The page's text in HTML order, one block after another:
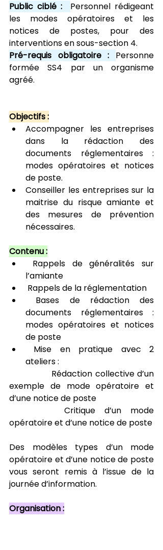
Public ciblé :
Personnel rédigeant
les modes opératoires et les
notices de postes, pour des
interventions en sous-section 4.
Pré-requis obligatoire : Personne
formée SS4 par un organisme
agréé.
Objectifs :
Accompagner les entreprises
dans la rédaction des
documents réglementaires :
modes opératoires et notices
de poste.
Conseiller les entreprises sur la
maitrise du risque amiante et
des mesures de prévention
nécessaires.
Contenu :
l’amiante
Rappels de la réglementation
documents réglementaires :
modes opératoires et notices
de poste
ateliers :
exemple de mode opératoire et
d’une notice de poste
opératoire et d’une notice de poste
Des modèles types d’un mode
opératoire et d’une notice de poste
vous seront remis à l’issue de la
journée d’information.
Organisation :